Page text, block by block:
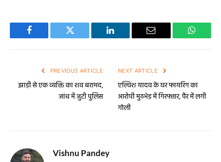
Facebook Twitter LinkedIn Email
PREVIOUS ARTICLE
झाड़ी से एक व्यक्ति का शव बरामद,
जांच में जुटी पुलिस
NEXT ARTICLE
एल्विश यादव के घर फायरिंग का
आरोपी मुठभेड़ में गिरफ्तार, पैर में लगी
गाेली
Vishnu Pandey